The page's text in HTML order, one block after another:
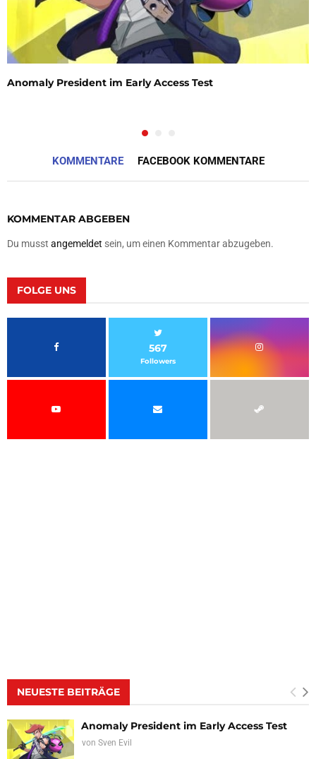
Anomaly President im Early Access Test
KOMMENTARE FACEBOOK KOMMENTARE
KOMMENTAR ABGEBEN
Du musst angemeldet sein, um einen Kommentar abzugeben.
FOLGE UNS
567
Followers
NEUESTE BEITRÄGE
Anomaly President im Early Access Test
von Sven Evil